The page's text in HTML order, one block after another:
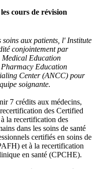
cours de révision
aux patients, l' Institute
conjointement par
Education
Education
Center (ANCC) pour
soignante.
7 crédits aux médecins,
des Certified
la recertification des
dans les soins de santé
certifiés en soins de
et à la recertification
en santé (CPCHE).